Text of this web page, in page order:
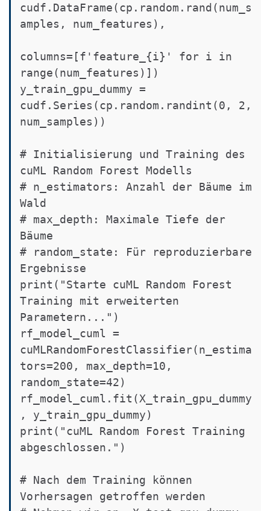
cudf.DataFrame(cp.random.rand(num_s
amples, num_features),
columns=[f'feature_{i}' for i in
range(num_features)])
y_train_gpu_dummy =
cudf.Series(cp.random.randint(0, 2,
num_samples))
# Initialisierung und Training des
cuML Random Forest Modells
# n_estimators: Anzahl der Bäume im
Wald
# max_depth: Maximale Tiefe der
Bäume
# random_state: Für reproduzierbare
Ergebnisse
print("Starte cuML Random Forest
Training mit erweiterten
Parametern...")
rf_model_cuml =
cuMLRandomForestClassifier(n_estima
tors=200, max_depth=10,
random_state=42)
rf_model_cuml.fit(X_train_gpu_dummy
, y_train_gpu_dummy)
print("cuML Random Forest Training
abgeschlossen.")
# Nach dem Training können
Vorhersagen getroffen werden